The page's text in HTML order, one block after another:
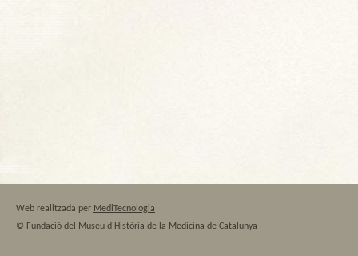
Web realitzada per MediTecnologia
© Fundació del Museu d'Història de la Medicina de Catalunya